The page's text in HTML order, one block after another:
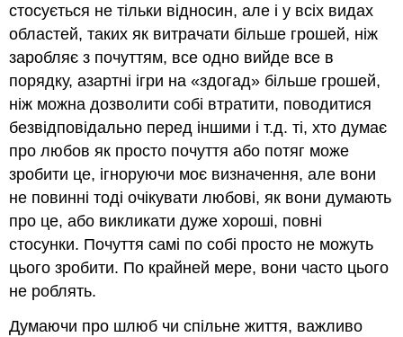
стосується не тільки відносин, але і у всіх видах
областей, таких як витрачати більше грошей, ніж
заробляє з почуттям, все одно вийде все в
порядку, азартні ігри на «здогад» більше грошей,
ніж можна дозволити собі втратити, поводитися
безвідповідально перед іншими і т.д. ті, хто думає
про любов як просто почуття або потяг може
зробити це, ігноруючи моє визначення, але вони
не повинні тоді очікувати любові, як вони думають
про це, або викликати дуже хороші, повні
стосунки. Почуття самі по собі просто не можуть
цього зробити. По крайней мере, вони часто цього
не роблять.
Думаючи про шлюб чи спільне життя, важливо